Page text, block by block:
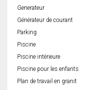
Generateur
Générateur de courant
Parking
Piscine
Piscine intérieure
Piscine pour les enfants
Plan de travail en granit